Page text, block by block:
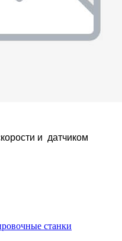
и датчиком
станки